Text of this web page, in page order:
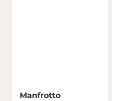
Manfrotto